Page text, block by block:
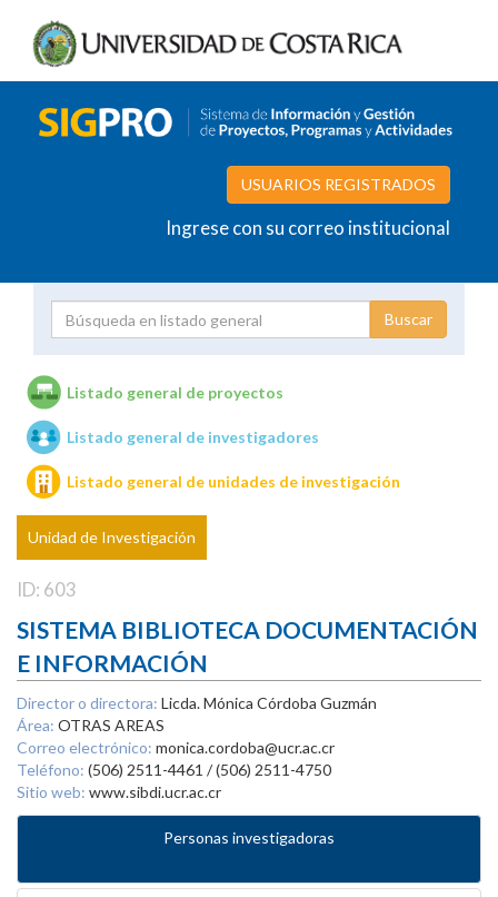
USUARIOS REGISTRADOS
Ingrese con su correo institucional
Unidades de investigación
Listado general de proyectos
Listado general de investigadores
Listado general de unidades de investigación
Unidad de Investigación
ID: 603
SISTEMA BIBLIOTECA DOCUMENTACIÓN
E INFORMACIÓN
Director o directora: Licda. Mónica Córdoba Guzmán
Área: OTRAS AREAS
Correo electrónico: monica.cordoba@ucr.ac.cr
Teléfono: (506) 2511-4461 / (506) 2511-4750
Sitio web: www.sibdi.ucr.ac.cr
Personas investigadoras